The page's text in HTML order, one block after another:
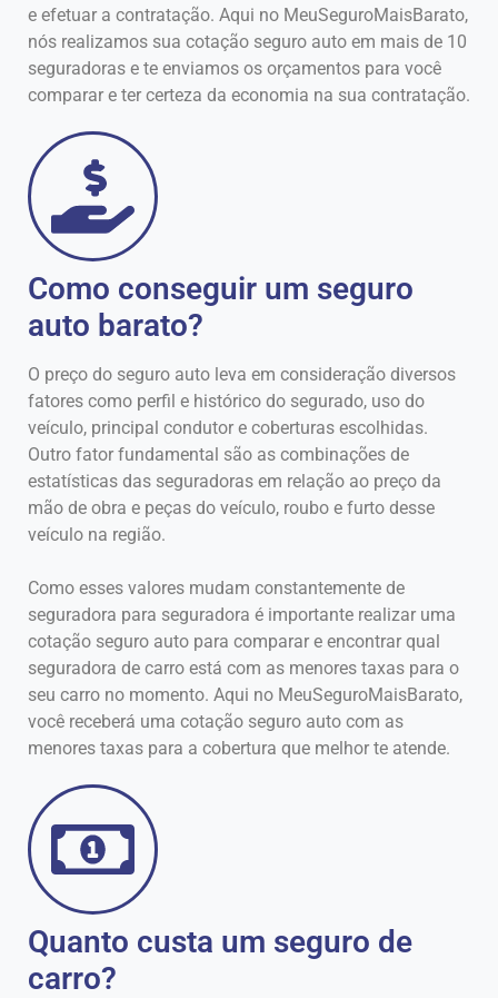
e efetuar a contratação. Aqui no MeuSeguroMaisBarato,
nós realizamos sua cotação seguro auto em mais de 10
seguradoras e te enviamos os orçamentos para você
comparar e ter certeza da economia na sua contratação.
Como conseguir um seguro
auto barato?
O preço do seguro auto leva em consideração diversos
fatores como perfil e histórico do segurado, uso do
veículo, principal condutor e coberturas escolhidas.
Outro fator fundamental são as combinações de
estatísticas das seguradoras em relação ao preço da
mão de obra e peças do veículo, roubo e furto desse
veículo na região.
Como esses valores mudam constantemente de
seguradora para seguradora é importante realizar uma
cotação seguro auto para comparar e encontrar qual
seguradora de carro está com as menores taxas para o
seu carro no momento. Aqui no MeuSeguroMaisBarato,
você receberá uma cotação seguro auto com as
menores taxas para a cobertura que melhor te atende.
Quanto custa um seguro de
carro?